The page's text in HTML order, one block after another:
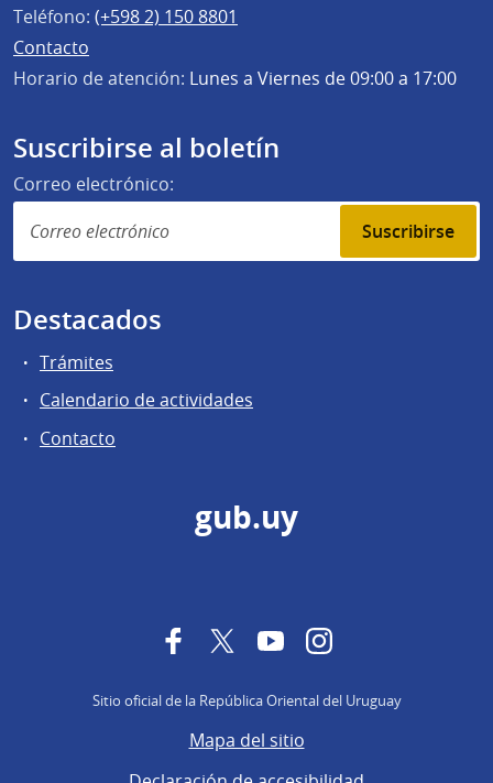
Teléfono: (+598 2) 150 8801
Contacto
Horario de atención: Lunes a Viernes de 09:00 a 17:00
Suscribirse al boletín
Correo electrónico:
Suscribirse
Destacados
Trámites
Calendario de actividades
Contacto
gub.uy
FacebookTwitterYouTubeInstagram
Sitio oficial de la República Oriental del Uruguay
Mapa del sitio